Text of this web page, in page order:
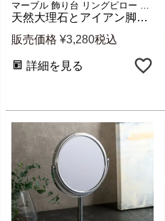
マーブル 飾り台 リングピロー 脚付き スタンド オブジェ
天然大理石とアイアン脚の2wayデコレーショントレイ 丸型 約W20×D20×H8cm [67102]
販売価格 ¥3,280税込
詳細を見る